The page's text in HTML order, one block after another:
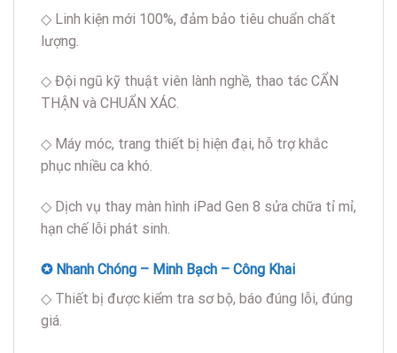
◇ Linh kiện mới 100%, đảm bảo tiêu chuẩn chất
lượng.
◇ Đội ngũ kỹ thuật viên lành nghề, thao tác CẨN
THẬN và CHUẨN XÁC.
◇ Máy móc, trang thiết bị hiện đại, hỗ trợ khắc
phục nhiều ca khó.
◇ Dịch vụ thay màn hình iPad Gen 8 sửa chữa tỉ mỉ,
hạn chế lỗi phát sinh.
✪ Nhanh Chóng – Minh Bạch – Công Khai
◇ Thiết bị được kiểm tra sơ bộ, báo đúng lỗi, đúng
giá.